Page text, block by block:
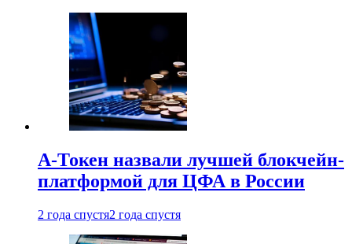
А-Токен назвали лучшей блокчейн-
платформой для ЦФА в России
2 года спустя2 года спустя